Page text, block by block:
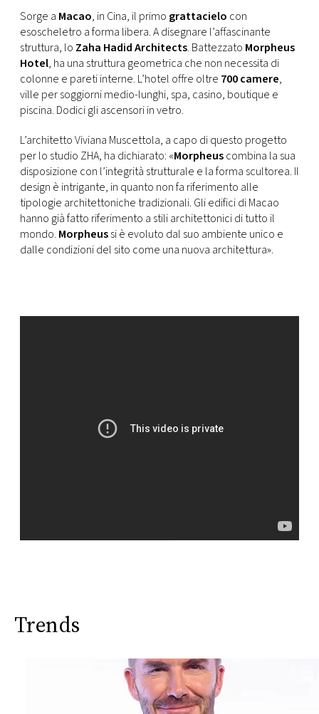
DI
MONACO
RMC
CONSIGLIA
Sorge a Macao, in Cina, il primo grattacielo con
esoscheletro a forma libera. A disegnare l’affascinante
struttura, lo Zaha Hadid Architects. Battezzato Morpheus
Hotel, ha una struttura geometrica che non necessita di
colonne e pareti interne. L’hotel offre oltre 700 camere,
ville per soggiorni medio-lunghi, spa, casino, boutique e
piscina. Dodici gli ascensori in vetro.
L’architetto Viviana Muscettola, a capo di questo progetto
per lo studio ZHA, ha dichiarato: «Morpheuscombina la sua
disposizione con l’integrità strutturale e la forma scultorea. Il
design è intrigante, in quanto non fa riferimento alle
tipologie architettoniche tradizionali. Gli edifici di Macao
hanno già fatto riferimento a stili architettonici di tutto il
mondo. Morpheussi è evoluto dal suo ambiente unico e
dalle condizioni del sito come una nuova architettura».
Trends